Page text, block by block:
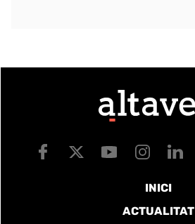
INICI
ACTUALITAT